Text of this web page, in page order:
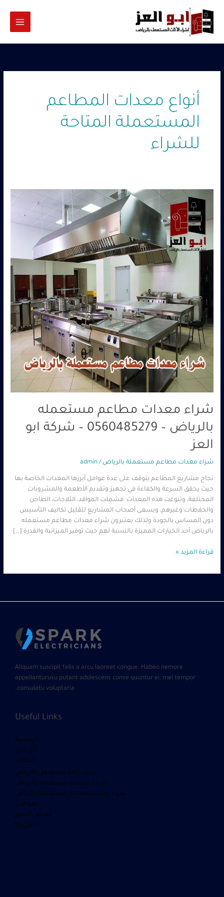
المحتوى
أنواع معدات المطاعم
المستعملة المتاحة
للشراء
شراء معدات مطاعم مستعمله
بالرياض – 0560485279 – شركة ابو
العز
شراء معدات مطاعم مستعملة بالرياض /
admin
نجاح مشاريع المطاعم يتوقف على عدة عوامل أبرزها المعدات الخاصة بها
حيث يحقق السرعة والكفاءة في تجهيز وتقديم الأطعمة والمشروبات
المختلفة، وتنوعت هذه المعدات فشملت المواقد، الثلاجات، الطاحن
والخلاطات وغيرهم، ويسعى أصحاب المشاريع لتقليل تكاليف التأسيس
دون المساس بالجودة ولذلك يعتبرون شراء معدات مطاعم مستعمله
بالرياض أحد الخيارات المميزة بالنسبة لهم حيث توفير الميزانية والقدرة […]
معدات
مطاعم
مستعمله
بالرياض
0560485279
العز
قراءة المزيد »
Aliquam suscipit felis a arcu laoreet congue. Habeo nemore
appellanturusu putant adolescens conse quuntur ei, mel tempor
consulatu voluptaria.
Useful Links
الرئيسية
من نحن
خدماتنا
شراء أثاث مستعمل بالرياض
شراء مكيفات مستعمله بالرياض
شراء معدات مطاعم مستعملة بالرياض
المقالات
معرض الصور
اتصل بنا